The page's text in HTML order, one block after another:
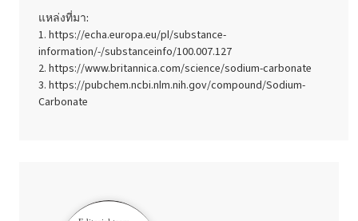
แหล่งที่มา:
https://echa.europa.eu/pl/substance-
information/-/substanceinfo/100.007.127
https://www.britannica.com/science/sodium-carbonate
https://pubchem.ncbi.nlm.nih.gov/compound/Sodium-
Carbonate